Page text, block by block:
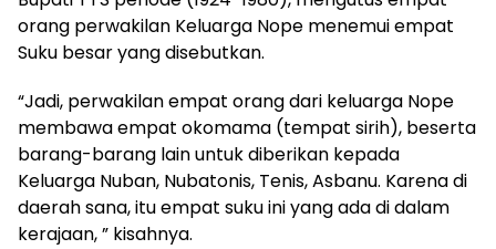
orang perwakilan Keluarga Nope menemui empat
Suku besar yang disebutkan.
“Jadi, perwakilan empat orang dari keluarga Nope
membawa empat okomama (tempat sirih), beserta
barang-barang lain untuk diberikan kepada
Keluarga Nuban, Nubatonis, Tenis, Asbanu. Karena di
daerah sana, itu empat suku ini yang ada di dalam
kerajaan, ” kisahnya.